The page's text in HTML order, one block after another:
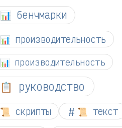
📊 бенчмарки
📊 производительность
📊 производительность
📋 руководство
📜 скрипты 📜 текст